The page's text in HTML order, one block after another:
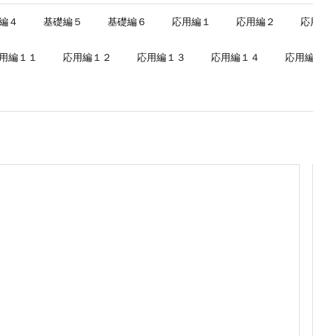
４ 基礎編５ 基礎編６ 応用編１ 応用編２ 応
編１１ 応用編１２ 応用編１３ 応用編１４ 応用